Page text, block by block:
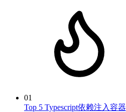
01
Top 5 Typescript依赖注入容器